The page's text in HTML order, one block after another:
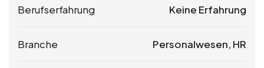
Berufserfahrung Keine Erfahrung
Branche Personalwesen, HR